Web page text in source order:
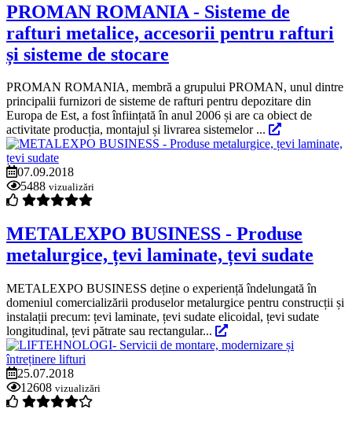
PROMAN ROMANIA - Sisteme de
rafturi metalice, accesorii pentru rafturi
și sisteme de stocare
PROMAN ROMANIA, membră a grupului PROMAN, unul dintre
principalii furnizori de sisteme de rafturi pentru depozitare din
Europa de Est, a fost înființată în anul 2006 și are ca obiect de
activitate producția, montajul și livrarea sistemelor ...
07.09.2018
5488 vizualizări
METALEXPO BUSINESS - Produse
metalurgice, țevi laminate, țevi sudate
METALEXPO BUSINESS deține o experiență îndelungată în
domeniul comercializării produselor metalurgice pentru construcții și
instalații precum: țevi laminate, țevi sudate elicoidal, țevi sudate
longitudinal, țevi pătrate sau rectangular...
25.07.2018
12608 vizualizări